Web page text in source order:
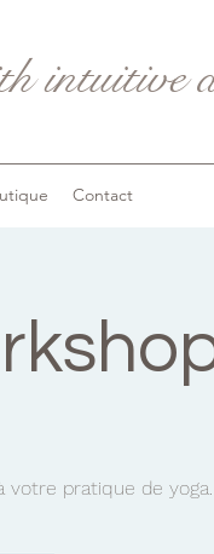
intuitive
Contact
votre pratique de yoga.